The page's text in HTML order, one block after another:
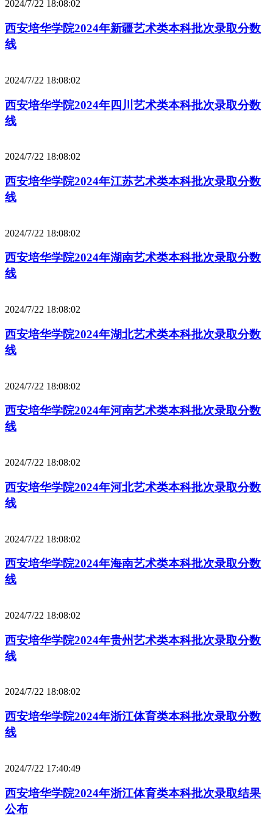
2024/7/22 18:08:02
西安培华学院2024年新疆艺术类本科批次录取分数
线
2024/7/22 18:08:02
西安培华学院2024年四川艺术类本科批次录取分数
线
2024/7/22 18:08:02
西安培华学院2024年江苏艺术类本科批次录取分数
线
2024/7/22 18:08:02
西安培华学院2024年湖南艺术类本科批次录取分数
线
2024/7/22 18:08:02
西安培华学院2024年湖北艺术类本科批次录取分数
线
2024/7/22 18:08:02
西安培华学院2024年河南艺术类本科批次录取分数
线
2024/7/22 18:08:02
西安培华学院2024年河北艺术类本科批次录取分数
线
2024/7/22 18:08:02
西安培华学院2024年海南艺术类本科批次录取分数
线
2024/7/22 18:08:02
西安培华学院2024年贵州艺术类本科批次录取分数
线
2024/7/22 18:08:02
西安培华学院2024年浙江体育类本科批次录取分数
线
2024/7/22 17:40:49
西安培华学院2024年浙江体育类本科批次录取结果
公布